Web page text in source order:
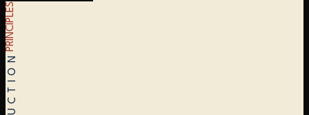
PRINCIPLES